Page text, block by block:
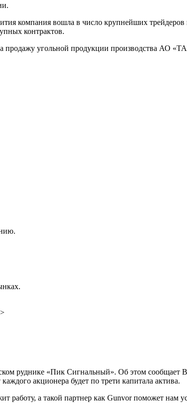
компания вошла в число крупнейших
контрактов.
продажу угольной продукции производства
руднике «Пик Сигнальный». Об этом сообщает
акционера будет по трети капитала актива.
работу, а такой партнер как Gunvor поможет нам